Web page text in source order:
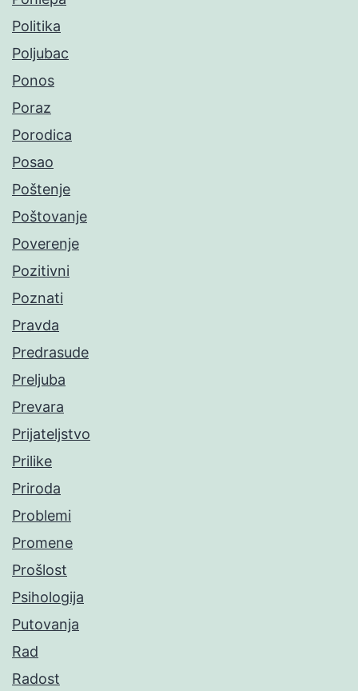
Politika
Poljubac
Ponos
Poraz
Porodica
Posao
Poštenje
Poštovanje
Poverenje
Pozitivni
Poznati
Pravda
Predrasude
Preljuba
Prevara
Prijateljstvo
Prilike
Priroda
Problemi
Promene
Prošlost
Psihologija
Putovanja
Rad
Radost